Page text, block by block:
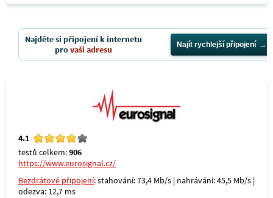
Najděte si připojení k internetu
provaši adresu Najít rychlejší připojení
4.1
testů celkem:906
https://www.eurosignal.cz/
Bezdrátové připojení: stahování: 73,4 Mb/s | nahrávání: 45,5 Mb/s |
odezva: 12,7 ms